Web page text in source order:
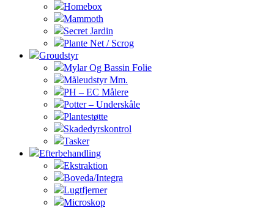
Homebox
Mammoth
Secret Jardin
Plante Net / Scrog
Groudstyr
Mylar Og Bassin Folie
Måleudstyr Mm.
PH – EC Målere
Potter – Underskåle
Plantestøtte
Skadedyrskontrol
Tasker
Efterbehandling
Ekstraktion
Boveda/Integra
Lugtfjerner
Microskop